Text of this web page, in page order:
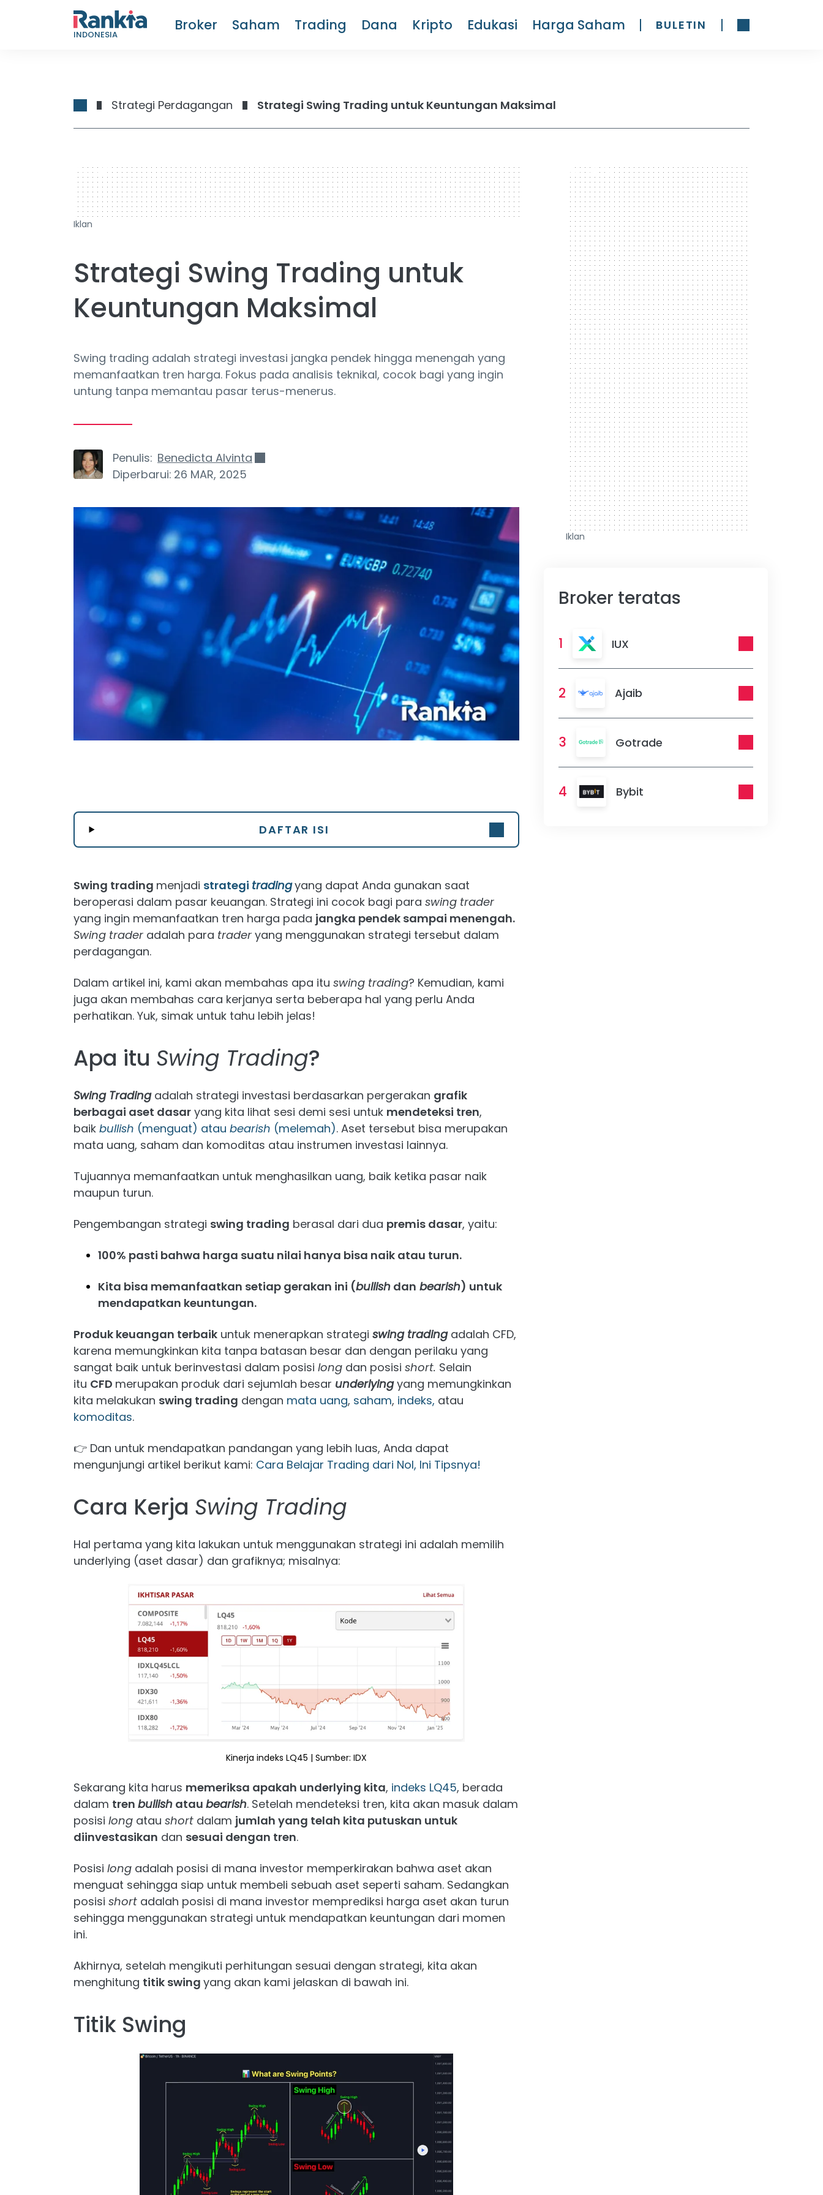
INDONESIA
Broker Saham Trading Dana Kripto Edukasi Harga Saham BULETIN
Strategi Perdagangan Strategi Swing Trading untuk Keuntungan Maksimal
728 x 90
Iklan
Strategi Swing Trading untuk
Keuntungan Maksimal
Swing trading adalah strategi investasi jangka pendek hingga menengah yang
memanfaatkan tren harga. Fokus pada analisis teknikal, cocok bagi yang ingin
untung tanpa memantau pasar terus-menerus.
Penulis: Benedicta Alvinta
Diperbarui: 26 MAR, 2025
DAFTAR ISI
Swing trading menjadi strategi tradingyang dapat Anda gunakan saat
beroperasi dalam pasar keuangan. Strategi ini cocok bagi para swing trader
yang ingin memanfaatkan tren harga pada jangka pendek sampai menengah.
Swing trader adalah para trader yang menggunakan strategi tersebut dalam
perdagangan.
Dalam artikel ini, kami akan membahas apa itu swing trading? Kemudian, kami
juga akan membahas cara kerjanya serta beberapa hal yang perlu Anda
perhatikan. Yuk, simak untuk tahu lebih jelas!
Apa itu Swing Trading?
Swing Tradingadalah strategi investasi berdasarkan pergerakan grafik
berbagai aset dasar yang kita lihat sesi demi sesi untuk mendeteksi tren,
baik bullish (menguat) atau bearish (melemah). Aset tersebut bisa merupakan
mata uang, saham dan komoditas atau instrumen investasi lainnya.
Tujuannya memanfaatkan untuk menghasilkan uang, baik ketika pasar naik
maupun turun.
Pengembangan strategi swing trading berasal dari dua premis dasar, yaitu:
100% pasti bahwa harga suatu nilai hanya bisa naik atau turun.
Kita bisa memanfaatkan setiap gerakan ini (bullish dan bearish) untuk
mendapatkan keuntungan.
Produk keuangan terbaik untuk menerapkan strategi swing trading adalah CFD,
karena memungkinkan kita tanpa batasan besar dan dengan perilaku yang
sangat baik untuk berinvestasi dalam posisi long dan posisi short. Selain
itu CFD merupakan produk dari sejumlah besar underlyingyang memungkinkan
kita melakukan swing trading dengan mata uang, saham, indeks, atau
komoditas.
👉 Dan untuk mendapatkan pandangan yang lebih luas, Anda dapat
mengunjungi artikel berikut kami: Cara Belajar Trading dari Nol, Ini Tipsnya!
Cara Kerja Swing Trading
Hal pertama yang kita lakukan untuk menggunakan strategi ini adalah memilih
underlying (aset dasar) dan grafiknya; misalnya:
Kinerja indeks LQ45 | Sumber: IDX
Sekarang kita harus memeriksa apakah underlying kita, indeks LQ45, berada
dalam tren bullish atau bearish. Setelah mendeteksi tren, kita akan masuk dalam
posisi long atau short dalam jumlah yang telah kita putuskan untuk
diinvestasikan dan sesuai dengan tren.
Posisi long adalah posisi di mana investor memperkirakan bahwa aset akan
menguat sehingga siap untuk membeli sebuah aset seperti saham. Sedangkan
posisi short adalah posisi di mana investor memprediksi harga aset akan turun
sehingga menggunakan strategi untuk mendapatkan keuntungan dari momen
ini.
Akhirnya, setelah mengikuti perhitungan sesuai dengan strategi, kita akan
menghitung titik swing yang akan kami jelaskan di bawah ini.
Titik Swing
300 x 600
Iklan
Broker teratas
1 IUX
2 Ajaib
3 Gotrade
4 Bybit